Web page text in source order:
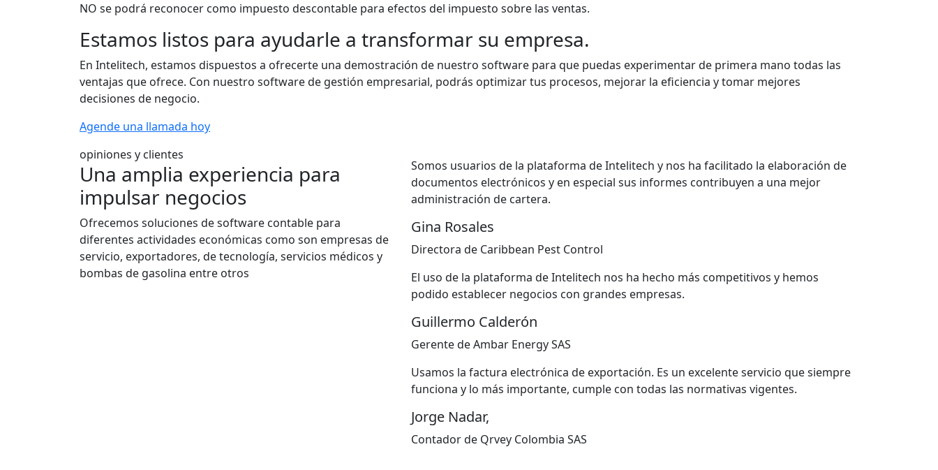
NO se podrá reconocer como impuesto descontable para efectos del impuesto sobre las ventas.
Estamos listos para ayudarle a transformar su empresa.
En Intelitech, estamos dispuestos a ofrecerte una demostración de nuestro software para que puedas experimentar de primera mano todas las
ventajas que ofrece. Con nuestro software de gestión empresarial, podrás optimizar tus procesos, mejorar la eficiencia y tomar mejores
decisiones de negocio.
Agende una llamada hoy
opiniones y clientes
Una amplia experiencia para
impulsar negocios
Ofrecemos soluciones de software contable para
diferentes actividades económicas como son empresas de
servicio, exportadores, de tecnología, servicios médicos y
bombas de gasolina entre otros
Somos usuarios de la plataforma de Intelitech y nos ha facilitado la elaboración de
documentos electrónicos y en especial sus informes contribuyen a una mejor
administración de cartera.
Gina Rosales
Directora de Caribbean Pest Control
El uso de la plataforma de Intelitech nos ha hecho más competitivos y hemos
podido establecer negocios con grandes empresas.
Guillermo Calderón
Gerente de Ambar Energy SAS
Usamos la factura electrónica de exportación. Es un excelente servicio que siempre
funciona y lo más importante, cumple con todas las normativas vigentes.
Jorge Nadar,
Contador de Qrvey Colombia SAS